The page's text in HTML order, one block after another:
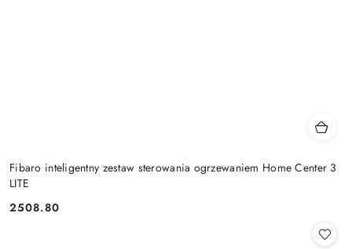
Fibaro inteligentny zestaw sterowania ogrzewaniem Home Center 3
LITE
Cena:
2508.80